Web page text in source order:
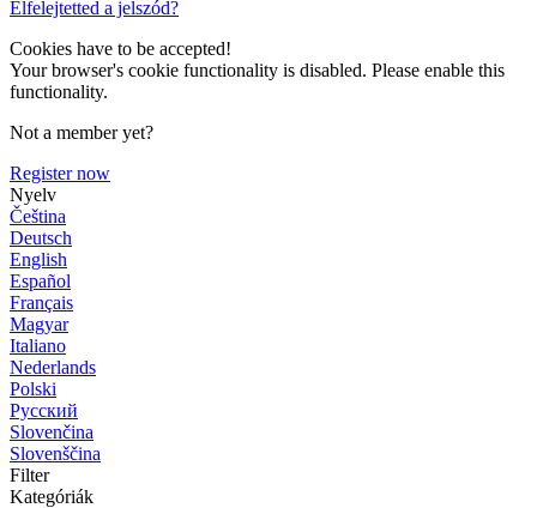
Elfelejtetted a jelszód?
Cookies have to be accepted!
Your browser's cookie functionality is disabled. Please enable this
functionality.
Not a member yet?
Register now
Nyelv
Čeština
Deutsch
English
Español
Français
Magyar
Italiano
Nederlands
Polski
Русский
Slovenčina
Slovenščina
Filter
Kategóriák